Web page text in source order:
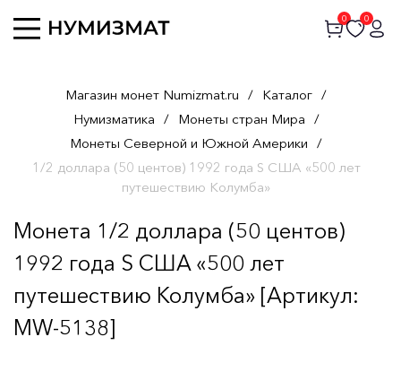
0 0
Магазин монет Numizmat.ru / Каталог /
Нумизматика / Монеты стран Мира /
Монеты Северной и Южной Америки /
1/2 доллара (50 центов) 1992 года S США «500 лет
путешествию Колумба»
Монета 1/2 доллара (50 центов)
1992 года S США «500 лет
путешествию Колумба» [Артикул:
MW-5138]